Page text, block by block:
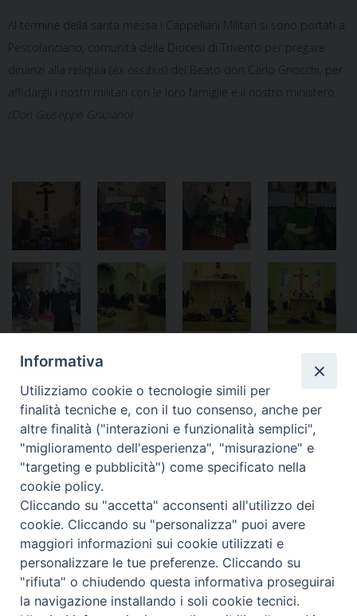
Al termine della santa messa i Cappellani Militari si sono portati a
Pescolanciano, comunità della Diocesi di Trivento per pregare
dinanzi alla reliquia (
ex ossibus
) del Beato don Carlo Gnocchi, per
affidargli i nostri militari con le loro famiglie e il nostro ministero.
(Don Giuseppe Graziano)
Notificheapp
Orvieto – Sigismondi
presiede celebrazione per
San Matteo
Il P.A.S.F.A. nei luoghi del
giudice Livatino di Livatino
Ordinariato Militare per l'Italia
Salita del Grillo, 37 - 00184 Roma
tel. 06.6795100
Informativa
Utilizziamo cookie o tecnologie simili per
finalità tecniche e, con il tuo consenso, anche per
altre finalità ("interazioni e funzionalità semplici",
"miglioramento dell'esperienza", "misurazione" e
"targeting e pubblicità") come specificato nella
cookie policy.
Cliccando su "accetta" acconsenti all'utilizzo dei
cookie. Cliccando su "personalizza" puoi avere
maggiori informazioni sui cookie utilizzati e
personalizzare le tue preferenze. Cliccando su
"rifiuta" o chiudendo questa informativa proseguirai
la navigazione installando i soli cookie tecnici.